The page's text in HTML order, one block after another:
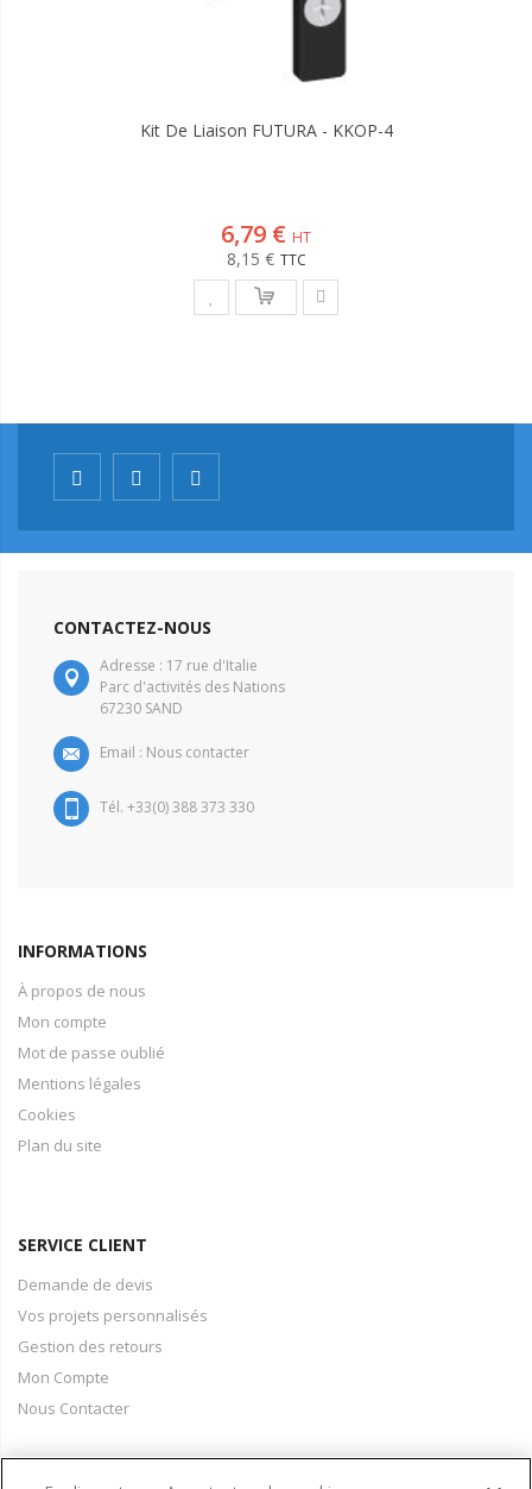
Kit De Liaison FUTURA - KKOP-4
8,15 €
6,79 €
CONTACTEZ-NOUS
Adresse : 17 rue d'Italie
Parc d'activités des Nations
67230 SAND
Email : Nous contacter
Tél. +33(0) 388 373 330
INFORMATIONS
À propos de nous
Mon compte
Mot de passe oublié
Mentions légales
Cookies
Plan du site
SERVICE CLIENT
Demande de devis
Vos projets personnalisés
Gestion des retours
Mon Compte
Nous Contacter